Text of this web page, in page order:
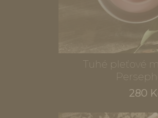
Tuhé pleťové
280